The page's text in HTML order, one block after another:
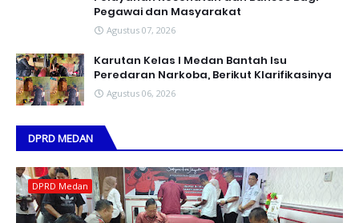
Pegawai dan Masyarakat
Agustus 07, 2026
Karutan Kelas I Medan Bantah Isu
Peredaran Narkoba, Berikut Klarifikasinya
Agustus 06, 2026
DPRD MEDAN
DPRD Medan